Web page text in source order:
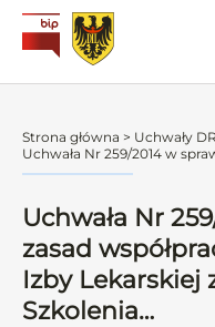
Strona główna > Uchwały
Uchwała Nr 259/2014 w
Uchwała Nr
zasad
Izby Lekarskiej
Szkolenia…